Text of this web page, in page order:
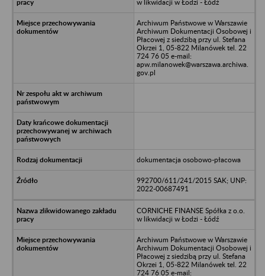
w likwidacji w Łodzi - Łódź
Archiwum Państwowe w Warszawie
Archiwum Dokumentacji Osobowej i
Płacowej z siedzibą przy ul. Stefana
Okrzei 1, 05-822 Milanówek tel. 22
724 76 05 e-mail:
apw.milanowek@warszawa.archiwa.
gov.pl
dokumentacja osobowo-płacowa
992700/611/241/2015 SAK; UNP:
2022-00687491
CORNICHE FINANSE Spółka z o.o.
w likwidacji w Łodzi - Łódź
Archiwum Państwowe w Warszawie
Archiwum Dokumentacji Osobowej i
Płacowej z siedzibą przy ul. Stefana
Okrzei 1, 05-822 Milanówek tel. 22
724 76 05 e-mail: